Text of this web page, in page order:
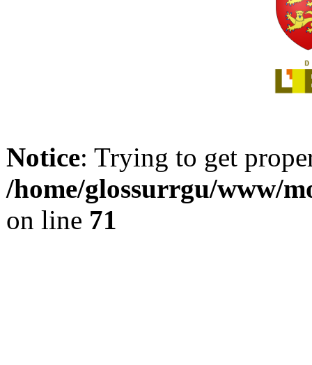
Notice: Trying to get
/home/glossurrgu/www/
on line 71